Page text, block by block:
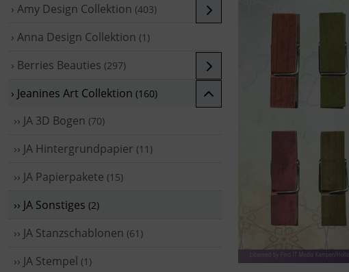
› Amy Design Collektion (403)
› Anna Design Collektion (1)
› Berries Beauties (297)
› Jeanines Art Collektion (160)
›› JA 3D Bogen (70)
›› JA Hintergrundpapier (11)
›› JA Papierpakete (15)
›› JA Sonstiges (2)
›› JA Stanzschablonen (61)
›› JA Stempel (1)